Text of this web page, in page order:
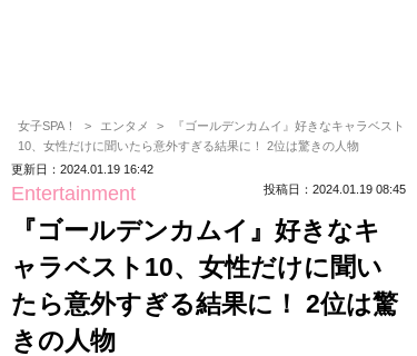
女子SPA！ エンタメ
『ゴールデンカムイ』好きなキャラベスト
10、女性だけに聞いたら意外すぎる結果に！ 2位は驚きの人物
更新日：2024.01.19 16:42
Entertainment 投稿日：2024.01.19 08:45
『ゴールデンカムイ』好きなキ
ャラベスト10、女性だけに聞い
たら意外すぎる結果に！ 2位は驚
きの人物